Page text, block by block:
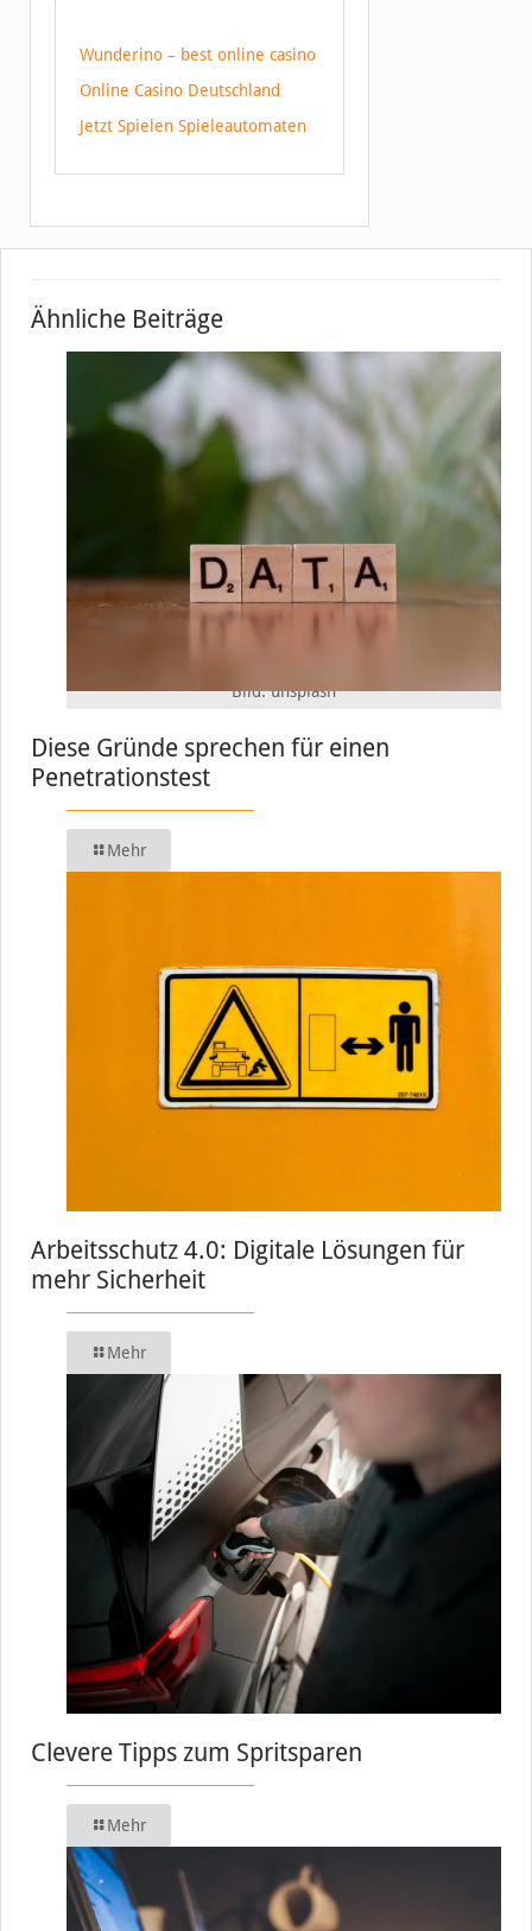
Wunderino – best online casino
Online Casino Deutschland
Jetzt Spielen Spieleautomaten
Ähnliche Beiträge
Bild: unsplash
Diese Gründe sprechen für einen
Penetrationstest
Mehr
Arbeitsschutz 4.0: Digitale Lösungen für
mehr Sicherheit
Mehr
Clevere Tipps zum Spritsparen
Mehr